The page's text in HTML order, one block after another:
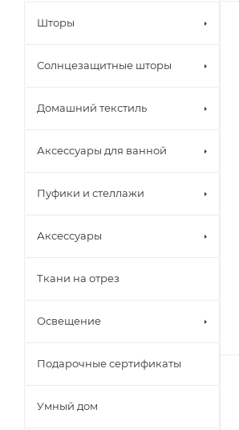
Шторы
Солнцезащитные шторы
Домашний текстиль
Аксессуары для ванной
Пуфики и стеллажи
Аксессуары
Ткани на отрез
Освещение
Подарочные сертификаты
Умный дом